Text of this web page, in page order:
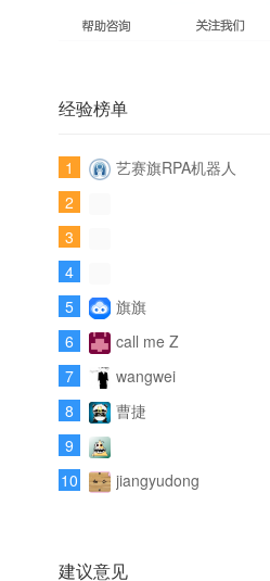
经验榜单
1
艺赛旗RPA机器人
2
3
4
5
旗旗
6
call me Z
7
wangwei
8
曹捷
9
10
jiangyudong
建议意见